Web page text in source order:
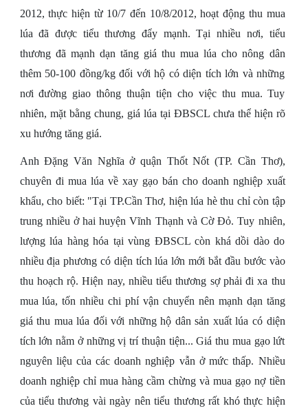
2012, thực hiện từ 10/7 đến 10/8/2012, hoạt động thu mua
lúa đã được tiểu thương đẩy mạnh. Tại nhiều nơi, tiểu
thương đã mạnh dạn tăng giá thu mua lúa cho nông dân
thêm 50-100 đồng/kg đối với hộ có diện tích lớn và những
nơi đường giao thông thuận tiện cho việc thu mua. Tuy
nhiên, mặt bằng chung, giá lúa tại ĐBSCL chưa thể hiện rõ
xu hướng tăng giá.
Anh Đặng Văn Nghĩa ở quận Thốt Nốt (TP. Cần Thơ),
chuyên đi mua lúa về xay gạo bán cho doanh nghiệp xuất
khẩu, cho biết: "Tại TP.Cần Thơ, hiện lúa hè thu chỉ còn tập
trung nhiều ở hai huyện Vĩnh Thạnh và Cờ Đỏ. Tuy nhiên,
lượng lúa hàng hóa tại vùng ĐBSCL còn khá dồi dào do
nhiều địa phương có diện tích lúa lớn mới bắt đầu bước vào
thu hoạch rộ. Hiện nay, nhiều tiểu thương sợ phải đi xa thu
mua lúa, tốn nhiều chi phí vận chuyển nên mạnh dạn tăng
giá thu mua lúa đối với những hộ dân sản xuất lúa có diện
tích lớn nằm ở những vị trí thuận tiện... Giá thu mua gạo lứt
nguyên liệu của các doanh nghiệp vẫn ở mức thấp. Nhiều
doanh nghiệp chỉ mua hàng cầm chừng và mua gạo nợ tiền
của tiểu thương vài ngày nên tiểu thương rất khó thực hiện